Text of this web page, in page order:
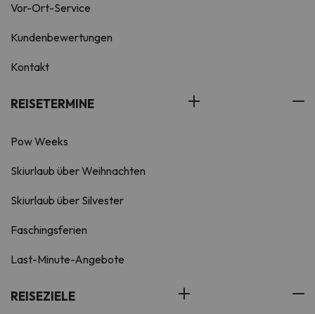
Vor-Ort-Service
Kundenbewertungen
Kontakt
REISETERMINE
Pow Weeks
Skiurlaub über Weihnachten
Skiurlaub über Silvester
Faschingsferien
Last-Minute-Angebote
REISEZIELE